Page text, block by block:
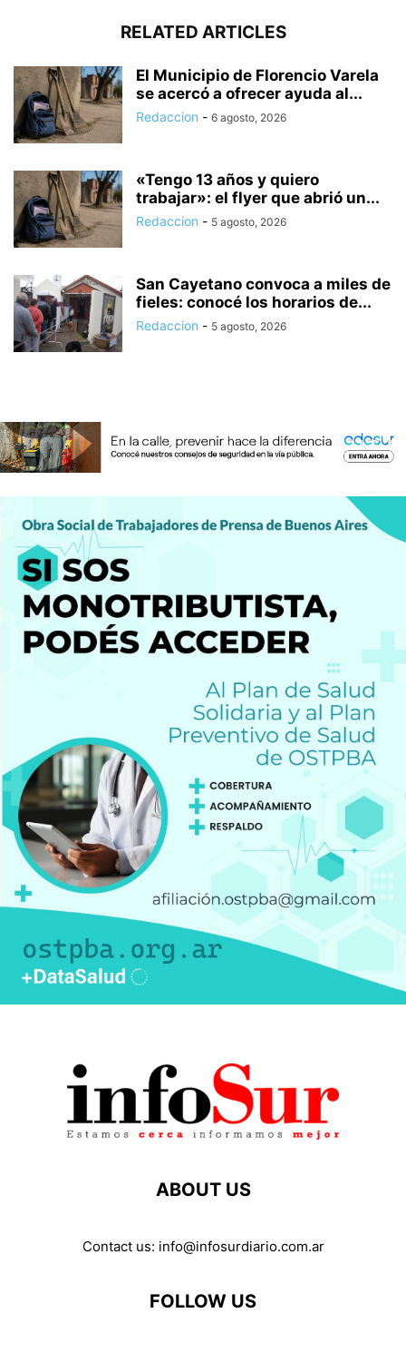
RELATED ARTICLES
El Municipio de Florencio Varela
se acercó a ofrecer ayuda al...
Redaccion - 6 agosto, 2026
«Tengo 13 años y quiero
trabajar»: el flyer que abrió un...
Redaccion - 5 agosto, 2026
San Cayetano convoca a miles de
fieles: conocé los horarios de...
Redaccion - 5 agosto, 2026
ABOUT US
Contact us: info@infosurdiario.com.ar
FOLLOW US